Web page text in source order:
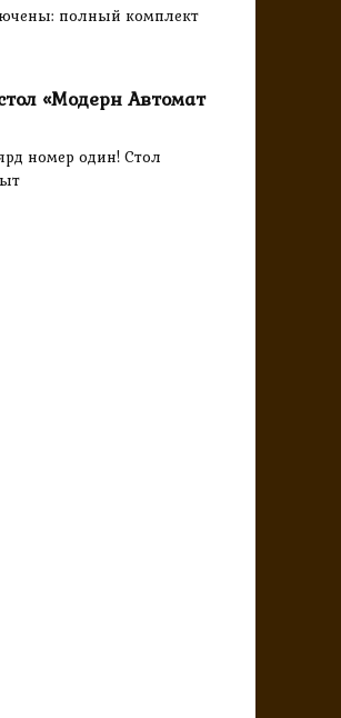
полный комплект
«Модерн Автомат
номер один! Стол